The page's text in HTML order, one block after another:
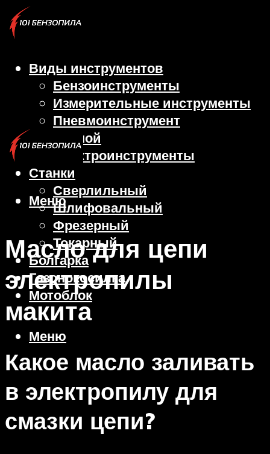
Виды инструментов
Бензоинструменты
Измерительные инструменты
Пневмоинструмент
Ручной
Электроинструменты
Станки
Сверлильный
Шлифовальный
Фрезерный
Токарный
Болгарка
Газонокосилка
Мотоблок
Меню
Меню
Масло для цепи
электропилы
макита
Какое масло заливать
в электропилу для
смазки цепи?